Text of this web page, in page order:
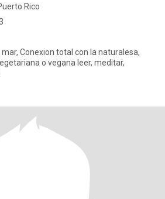
Rico
Conexion total con la naturalesa,
o vegana leer, meditar,